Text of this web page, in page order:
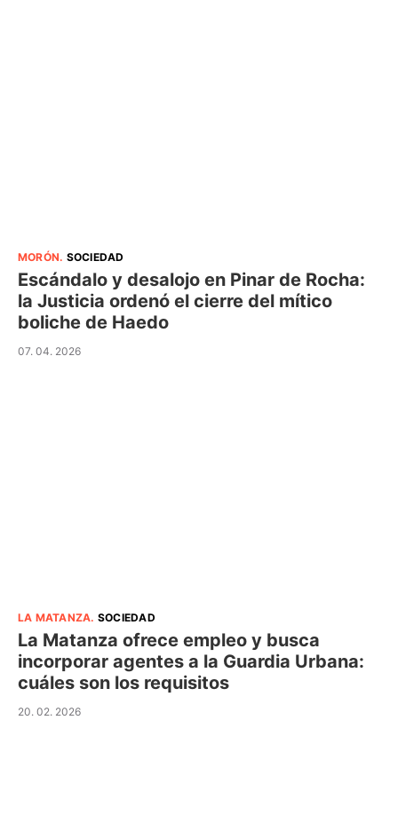
MORÓN. SOCIEDAD
Escándalo y desalojo en Pinar de Rocha:
la Justicia ordenó el cierre del mítico
boliche de Haedo
07. 04. 2026
LA MATANZA. SOCIEDAD
La Matanza ofrece empleo y busca
incorporar agentes a la Guardia Urbana:
cuáles son los requisitos
20. 02. 2026